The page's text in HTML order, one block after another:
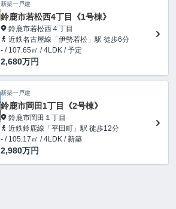
新築一戸建
鈴鹿市若松西4丁目《1号棟》
鈴鹿市若松西４丁目
近鉄名古屋線「伊勢若松」駅 徒歩6分
- / 107.65㎡ / 4LDK / 予定
2,680万円
新築一戸建
鈴鹿市岡田1丁目《2号棟》
鈴鹿市岡田１丁目
近鉄鈴鹿線「平田町」駅 徒歩12分
- / 105.17㎡ / 4LDK / 新築
2,980万円